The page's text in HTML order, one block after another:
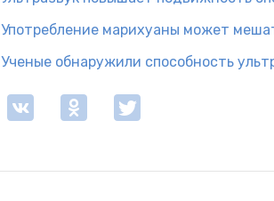
Употребление марихуаны может
Ученые обнаружили способность